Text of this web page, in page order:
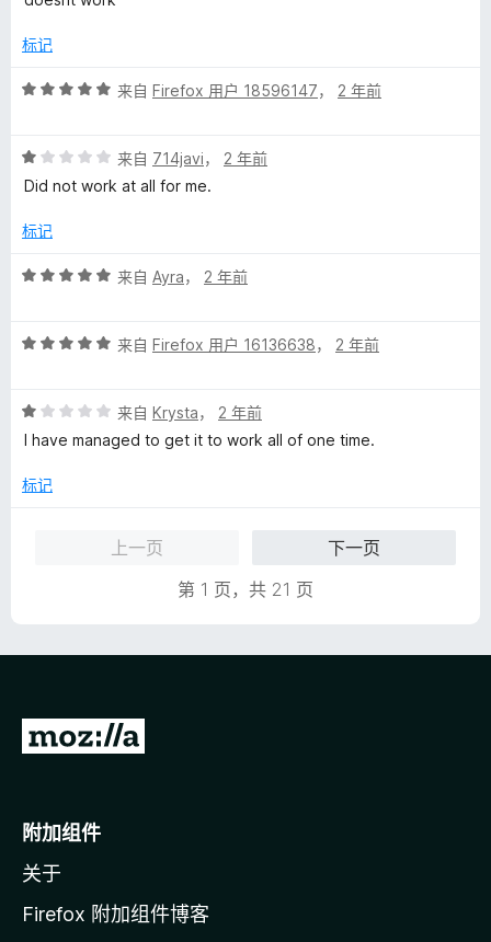
/标记
评
/
5
来自 Firefox 用户 18596147， 2 年前
评
分
/
来自 714javi， 2 年前
Did not work at all for me.
标记
评
/
来自 Ayra， 2 年前
评
/
5
来自 Firefox 用户 16136638， 2 年前
评
分
/
来自 Krysta， 2 年前
I have managed to get it to work all of one time.
标记
上一页
下一页
第 1 页，共 21 页
转
o
i
l
附加组件
关于
Firefox 附加组件博客